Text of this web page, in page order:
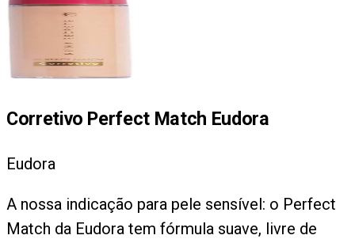
Corretivo Perfect Match Eudora
Eudora
A nossa indicação para pele sensível: o Perfect
Match da Eudora tem fórmula suave, livre de